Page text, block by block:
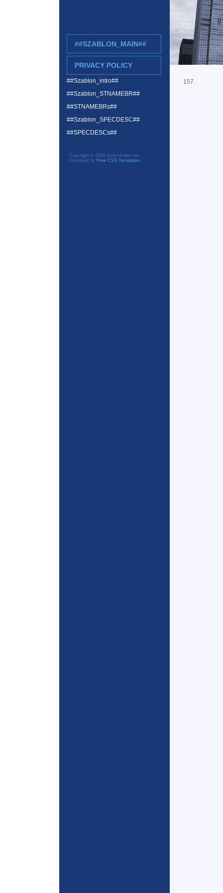
##SZABLON_MAIN##
PRIVACY POLICY
##Szablon_intro##
##Szablon_STNAMEBR##
##STNAMEBRs##
##Szablon_SPECDESC##
##SPECDESCs##
Copyright © 2006 banksfinder.net.
Designed by Free CSS Templates
157.